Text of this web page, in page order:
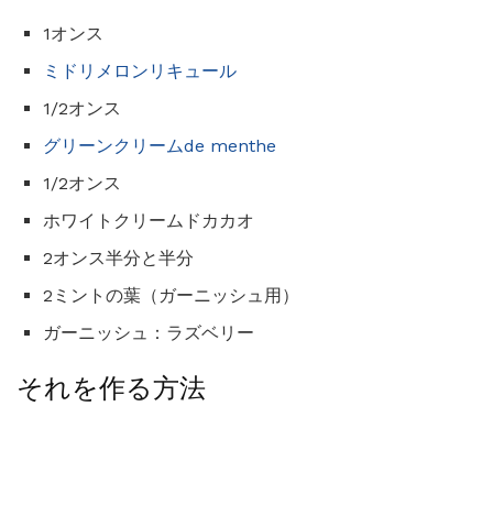
1オンス
ミドリメロンリキュール
1/2オンス
グリーンクリームde menthe
1/2オンス
ホワイトクリームドカカオ
2オンス半分と半分
2ミントの葉（ガーニッシュ用）
ガーニッシュ：ラズベリー
それを作る方法